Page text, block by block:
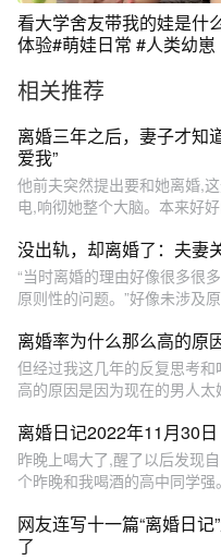
看大学舍友带我的娃是什
体验#萌娃日常 #人类幼崽
相关推荐
离婚三年之后，妻子才知
爱我”
他前夫突然提出要和她离婚,
电,响彻她整个大脑。本来好
没出轨，却离婚了：夫妻
“当时离婚的理由好像很多很
原则性的问题。”好像未涉及
离婚率为什么那么高的原
但经过我这几年的反复思考
高的原因是因为现在的男人
离婚日记2022年11月30日
昨晚上喝大了,醒了以后发现
个昨晚和我喝酒的高中同学
网友连写十一篇“离婚日
了